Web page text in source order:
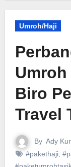
Umroh/Haji
Biro
Travel
By Ady
#pakethaji,